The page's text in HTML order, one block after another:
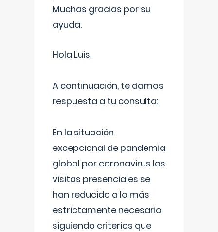
Muchas gracias por su
ayuda.
Hola Luis,
A continuación, te damos
respuesta a tu consulta:
En la situación
excepcional de pandemia
global por coronavirus las
visitas presenciales se
han reducido a lo más
estrictamente necesario
siguiendo criterios que